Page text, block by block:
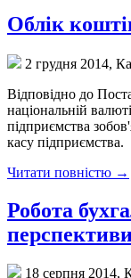
Облік
2 грудня 2014,
Відповідно до
національній
підприємства
касу підприємства.
Читати повністю →
Робота
18 серпня 2014,